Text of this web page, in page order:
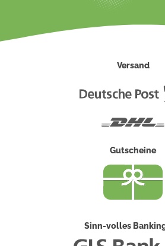
Versand
Gutscheine
Sinn-volles